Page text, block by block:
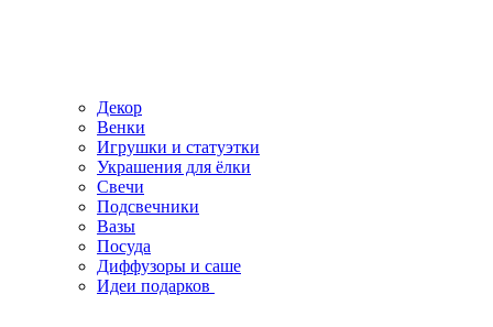
Декор
Венки
Игрушки и статуэтки
Украшения для ёлки
Свечи
Подсвечники
Вазы
Посуда
Диффузоры и саше
Идеи подарков